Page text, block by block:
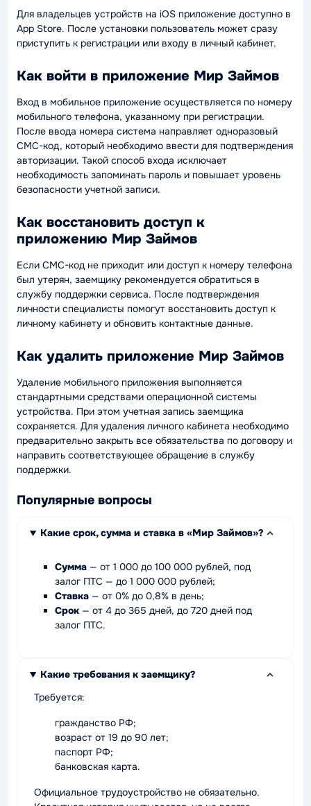
Для владельцев устройств на iOS приложение доступно в
App Store. После установки пользователь может сразу
приступить к регистрации или входу в личный кабинет.
Как войти в приложение Мир Займов
Вход в мобильное приложение осуществляется по номеру
мобильного телефона, указанному при регистрации.
После ввода номера система направляет одноразовый
СМС-код, который необходимо ввести для подтверждения
авторизации. Такой способ входа исключает
необходимость запоминать пароль и повышает уровень
безопасности учетной записи.
Как восстановить доступ к
приложению Мир Займов
Если СМС-код не приходит или доступ к номеру телефона
был утерян, заемщику рекомендуется обратиться в
службу поддержки сервиса. После подтверждения
личности специалисты помогут восстановить доступ к
личному кабинету и обновить контактные данные.
Как удалить приложение Мир Займов
Удаление мобильного приложения выполняется
стандартными средствами операционной системы
устройства. При этом учетная запись заемщика
сохраняется. Для удаления личного кабинета необходимо
предварительно закрыть все обязательства по договору и
направить соответствующее обращение в службу
поддержки.
Популярные вопросы
Какие срок, сумма и ставка в «Мир Займов»?
Сумма — от 1 000 до 100 000 рублей, под
залог ПТС — до 1 000 000 рублей;
Ставка — от 0% до 0,8% в день;
Срок — от 4 до 365 дней, до 720 дней под
залог ПТС.
Какие требования к заемщику?
Требуется:
гражданство РФ;
возраст от 19 до 90 лет;
паспорт РФ;
банковская карта.
Официальное трудоустройство не обязательно.